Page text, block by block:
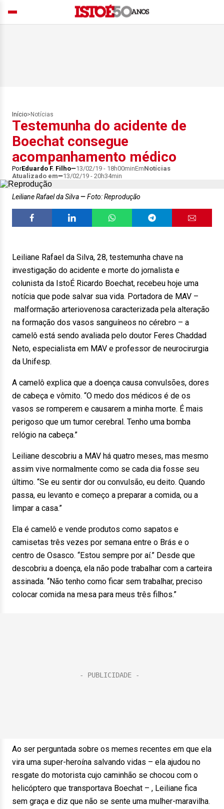
Início> Notícias
Testemunha do acidente de
Boechat consegue
acompanhamento médico
PorEduardo F. Filho 13/02/19 - 18h00minEmNotícias
Atualizado em
13/02/19 - 20h34min
Leiliane Rafael da Silva Foto: Reprodução
Leiliane Rafael da Silva, 28, testemunha chave na
investigação do acidente e morte do jornalista e
colunista da IstoÉ Ricardo Boechat, recebeu hoje uma
notícia que pode salvar sua vida. Portadora de MAV –
malformação arteriovenosa caracterizada pela alteração
na formação dos vasos sanguíneos no cérebro – a
camelô está sendo avaliada pelo doutor Feres Chaddad
Neto, especialista em MAV e professor de neurocirurgia
da Unifesp.
A camelô explica que a doença causa convulsões, dores
de cabeça e vômito. “O medo dos médicos é de os
vasos se romperem e causarem a minha morte. É mais
perigoso que um tumor cerebral. Tenho uma bomba
relógio na cabeça.”
Leiliane descobriu a MAV há quatro meses, mas mesmo
assim vive normalmente como se cada dia fosse seu
último. “Se eu sentir dor ou convulsão, eu deito. Quando
passa, eu levanto e começo a preparar a comida, ou a
limpar a casa.”
Ela é camelô e vende produtos como sapatos e
camisetas três vezes por semana entre o Brás e o
centro de Osasco. “Estou sempre por aí.” Desde que
descobriu a doença, ela não pode trabalhar com a carteira
assinada. “Não tenho como ficar sem trabalhar, preciso
colocar comida na mesa para meus três filhos.”
Ao ser perguntada sobre os memes recentes em que ela
vira uma super-heroína salvando vidas – ela ajudou no
resgate do motorista cujo caminhão se chocou com o
helicóptero que transportava Boechat – , Leiliane fica
sem graça e diz que não se sente uma mulher-maravilha.